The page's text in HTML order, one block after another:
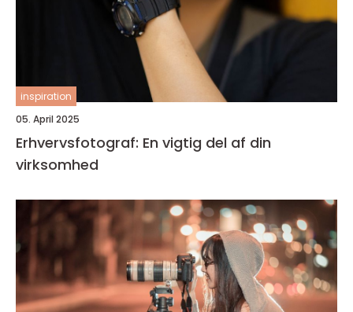
inspiration
05. April 2025
Erhvervsfotograf: En vigtig del af din
virksomhed